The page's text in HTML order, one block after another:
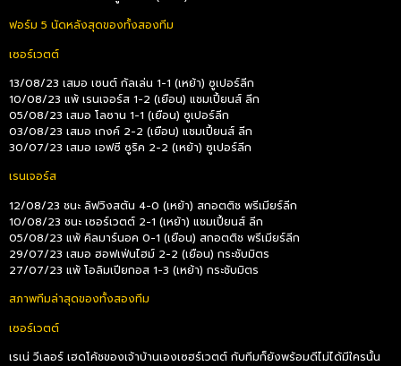
ฟอร์ม 5 นัดหลังสุดของทั้งสองทีม
เซอร์เวตต์
13/08/23 เสมอ เซนต์ กัลเล่น 1-1 (เหย้า) ซูเปอร์ลีก
10/08/23 แพ้ เรนเจอร์ส 1-2 (เยือน) แชมเปี้ยนส์ ลีก
05/08/23 เสมอ โลซาน 1-1 (เยือน) ซูเปอร์ลีก
03/08/23 เสมอ เกงค์ 2-2 (เยือน) แชมเปี้ยนส์ ลีก
30/07/23 เสมอ เอฟซี ซูริค 2-2 (เหย้า) ซูเปอร์ลีก
เรนเจอร์ส
12/08/23 ชนะ ลิฟวิงสตัน 4-0 (เหย้า) สกอตติช พรีเมียร์ลีก
10/08/23 ชนะ เซอร์เวตต์ 2-1 (เหย้า) แชมเปี้ยนส์ ลีก
05/08/23 แพ้ คิลมาร์นอค 0-1 (เยือน) สกอตติช พรีเมียร์ลีก
29/07/23 เสมอ ฮอฟเฟ่นไฮม์ 2-2 (เยือน) กระชับมิตร
27/07/23 แพ้ โอลิมเปียกอส 1-3 (เหย้า) กระชับมิตร
สภาพทีมล่าสุดของทั้งสองทีม
เซอร์เวตต์
เรเน่ วีเลอร์ เฮดโค้ชของเจ้าบ้านเองเซฮร์เวตต์ กับทีมก็ยังพร้อมดีไม่ได้มีใครนั้น